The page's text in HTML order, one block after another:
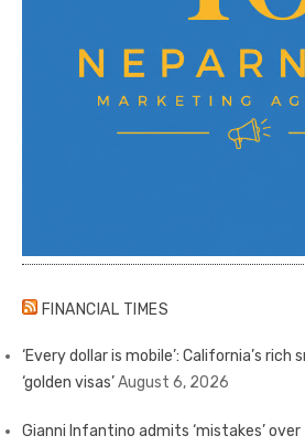
FINANCIAL TIMES
‘Every dollar is mobile’: California’s rich
‘golden visas’August 6, 2026
Gianni Infantino admits ‘mistakes’